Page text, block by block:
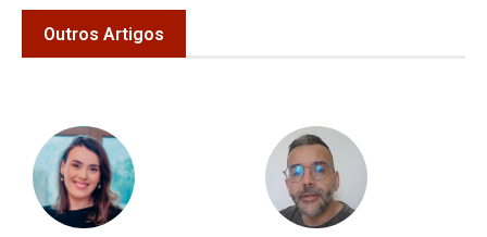
Outros Artigos